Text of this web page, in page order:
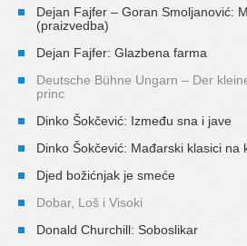
Dejan Fajfer – Goran Smoljanović:
(praizvedba)
Dejan Fajfer: Glazbena farma
Deutsche Bühne Ungarn – Der
princ
Dinko Šokčević: Između sna i jave
Dinko Šokčević: Mađarski klasici na
Djed božićnjak je smeće
Dobar, Loš i Visoki
Donald Churchill: Soboslikar